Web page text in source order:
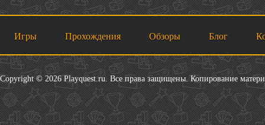
Игры Прохождения Обзоры Блог
Copyright © 2026 Playquest.ru. Все права защищены. Копирование